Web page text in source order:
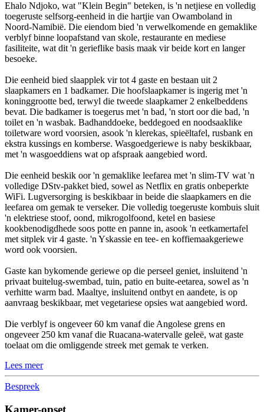
Ehalo Ndjoko, wat "Klein Begin" beteken, is 'n netjiese en volledig
toegeruste selfsorg-eenheid in die hartjie van Owamboland in
Noord-Namibië. Die eiendom bied 'n verwelkomende en gemaklike
verblyf binne loopafstand van skole, restaurante en mediese
fasiliteite, wat dit 'n gerieflike basis maak vir beide kort en langer
besoeke.
Die eenheid bied slaapplek vir tot 4 gaste en bestaan uit 2
slaapkamers en 1 badkamer. Die hoofslaapkamer is ingerig met 'n
koninggrootte bed, terwyl die tweede slaapkamer 2 enkelbeddens
bevat. Die badkamer is toegerus met 'n bad, 'n stort oor die bad, 'n
toilet en 'n wasbak. Badhanddoeke, beddegoed en noodsaaklike
toiletware word voorsien, asook 'n klerekas, spieëltafel, rusbank en
ekstra kussings en komberse. Wasgoedgeriewe is naby beskikbaar,
met 'n wasgoeddiens wat op afspraak aangebied word.
Die eenheid beskik oor 'n gemaklike leefarea met 'n slim-TV wat 'n
volledige DStv-pakket bied, sowel as Netflix en gratis onbeperkte
WiFi. Lugversorging is beskikbaar in beide die slaapkamers en die
leefarea om gemak te verseker. Die volledig toegeruste kombuis sluit
'n elektriese stoof, oond, mikrogolfoond, ketel en basiese
kookbenodigdhede soos potte en panne in, asook 'n eetkamertafel
met sitplek vir 4 gaste. 'n Yskassie en tee- en koffiemaakgeriewe
word ook voorsien.
Gaste kan bykomende geriewe op die perseel geniet, insluitend 'n
privaat buitelug-swembad, tuin, patio en buite-eetarea, sowel as 'n
verhitte warm bad. Maaltye, insluitend ontbyt en aandete, is op
aanvraag beskikbaar, met vegetariese opsies wat aangebied word.
Die verblyf is ongeveer 60 km vanaf die Angolese grens en
ongeveer 250 km vanaf die Ruacana-watervalle geleë, wat gaste
toelaat om die omliggende streek met gemak te verken.
Lees meer
Bespreek
Kamer-opset